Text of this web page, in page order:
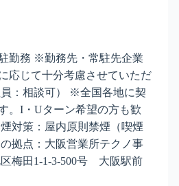
勤務 ※勤務先・常駐先企業
応じて十分考慮させていただ
：相談可） ※全国各地に契
。I・Uターン希望の方も歓
対策：屋内原則禁煙（喫煙
拠点：大阪営業所テクノ事
梅田1-1-3-500号 大阪駅前